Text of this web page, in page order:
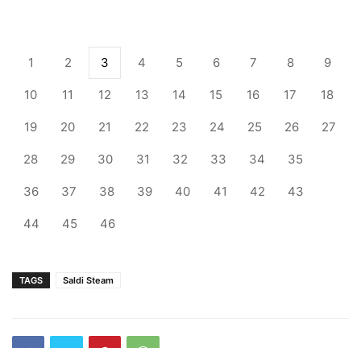
1 2 3 4 5 6 7 8 9
10 11 12 13 14 15 16 17 18
19 20 21 22 23 24 25 26 27
28 29 30 31 32 33 34 35
36 37 38 39 40 41 42 43
44 45 46
TAGS Saldi Steam